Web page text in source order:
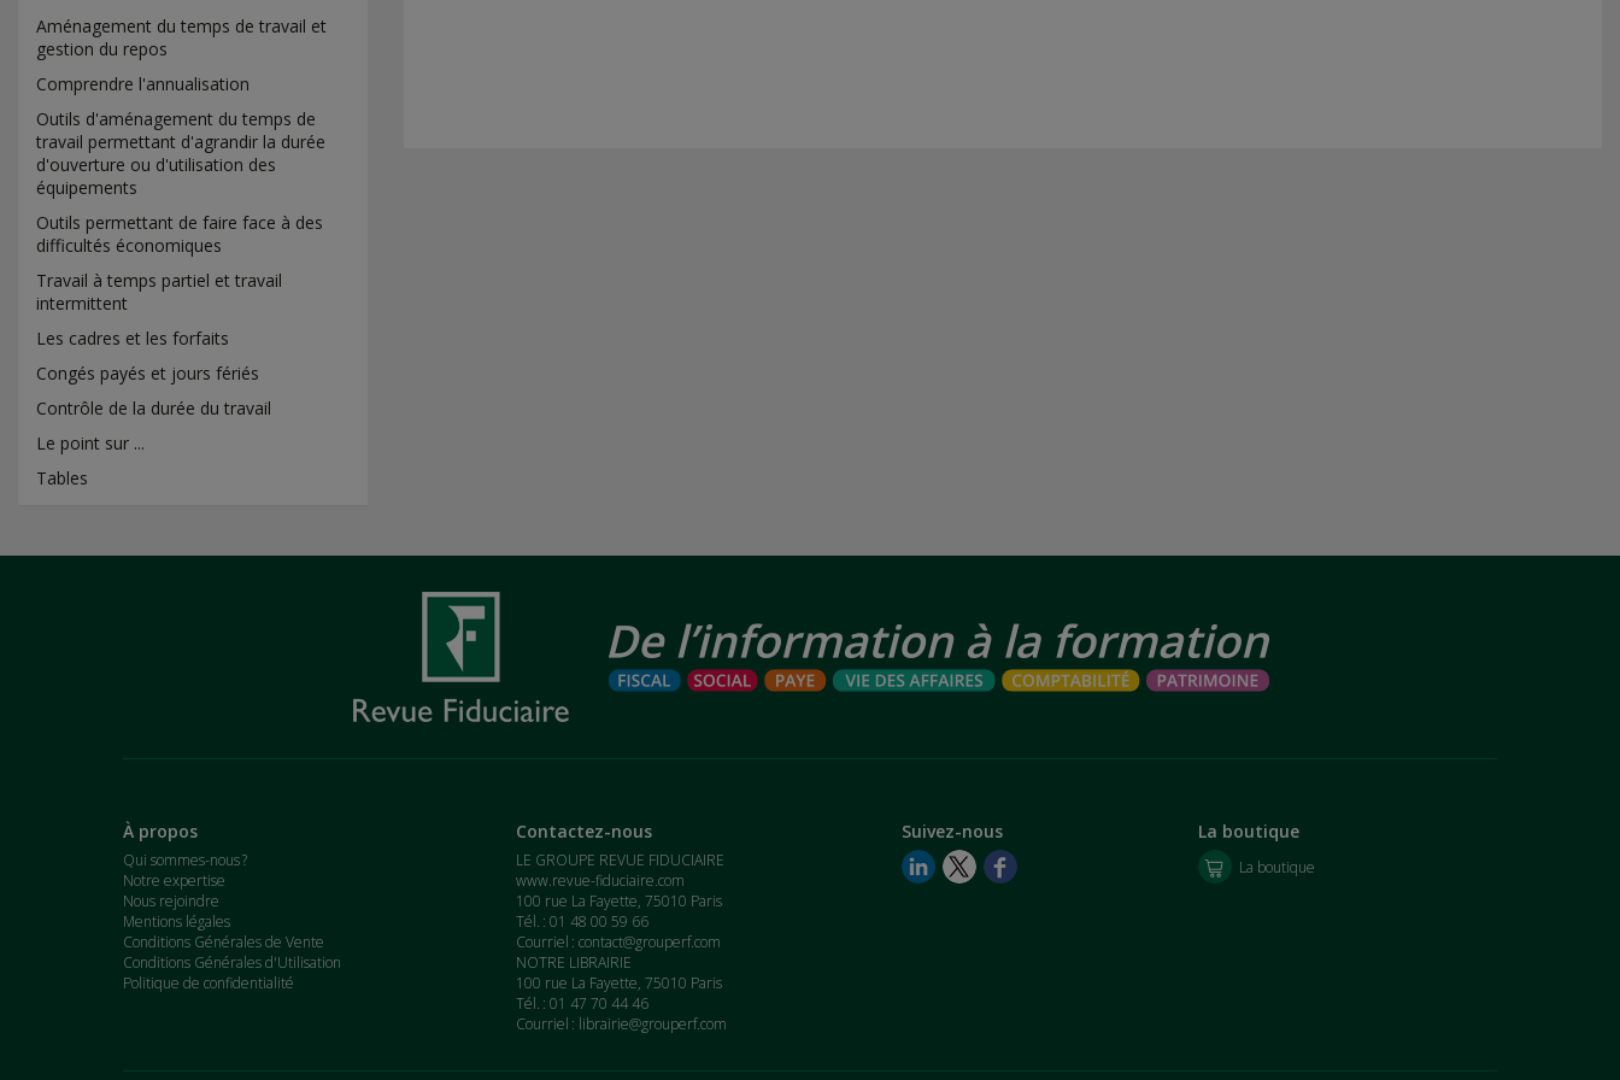
Aménagement du temps de travail et
gestion du repos
Comprendre l'annualisation
Outils d'aménagement du temps de
travail permettant d'agrandir la durée
d'ouverture ou d'utilisation des
équipements
Outils permettant de faire face à des
difficultés économiques
Travail à temps partiel et travail
intermittent
Les cadres et les forfaits
Congés payés et jours fériés
Contrôle de la durée du travail
Le point sur ...
Tables
À propos
Qui sommes-nous ?
Notre expertise
Nous rejoindre
Mentions légales
Conditions Générales de Vente
Conditions Générales d'Utilisation
Politique de confidentialité
Contactez-nous
LE GROUPE REVUE FIDUCIAIRE
www.revue-fiduciaire.com
100 rue La Fayette, 75010 Paris
Tél. : 01 48 00 59 66
Courriel : contact@grouperf.com
NOTRE LIBRAIRIE
100 rue La Fayette, 75010 Paris
Tél. : 01 47 70 44 46
Courriel : librairie@grouperf.com
Suivez-nous La boutique
La boutique